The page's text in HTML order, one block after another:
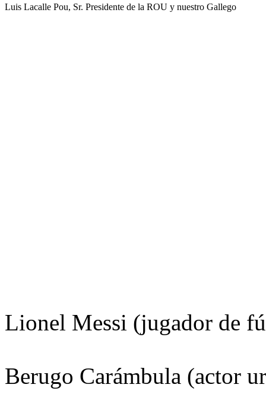
Luis Lacalle Pou, Sr. Presidente de la ROU y nuestro Gallego
Lionel Messi (jugador de
Berugo Carámbula (actor